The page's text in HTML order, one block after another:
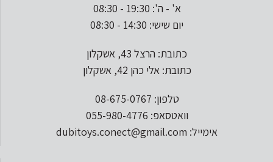
א' - ה': 19:30 - 08:30
יום שישי: 14:30 - 08:30
כתובת: הרצל 43, אשקלון
כתובת: אלי כהן 42, אשקלון
טלפון: 08-675-0767
וואטסאפ: 055-980-4776
אימייל: dubitoys.conect@gmail.com